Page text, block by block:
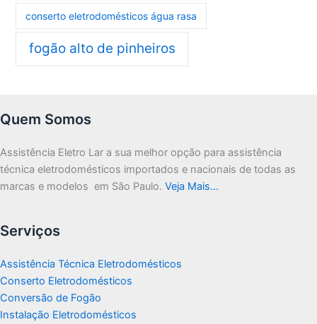
conserto eletrodomésticos água rasa
fogão alto de pinheiros
Quem Somos
Assistência Eletro Lar a sua melhor opção para assistência
técnica eletrodomésticos importados e nacionais de todas as
marcas e modelos em São Paulo. Veja Mais…
Serviços
Assistência Técnica Eletrodomésticos
Conserto Eletrodomésticos
Conversão de Fogão
Instalação Eletrodomésticos